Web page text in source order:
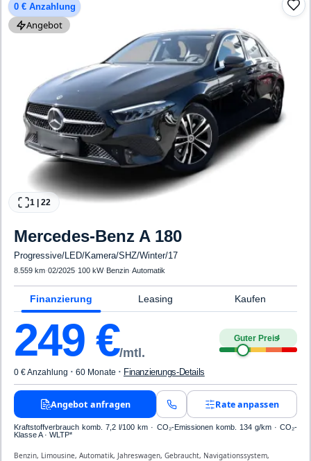
0 € Anzahlung
Angebot
1 22
Mercedes-Benz A 180
Progressive/LED/Kamera/SHZ/Winter/17
8.559 km·02/2025· 100 kW· Benzin·Automatik
Finanzierung Leasing Kaufen
249 €/mtl.
Guter Preis4
0 € Anzahlung · 60 Monate · Finanzierungs-Details
Angebot anfragen Rate anpassen
Kraftstoffverbrauch komb. 7,2 l/100 km · CO₂-Emissionen komb. 134 g/km · CO₂-
Klasse A · WLTP*
Benzin, Limousine, Automatik, Jahreswagen, Gebraucht, Navigationssystem,